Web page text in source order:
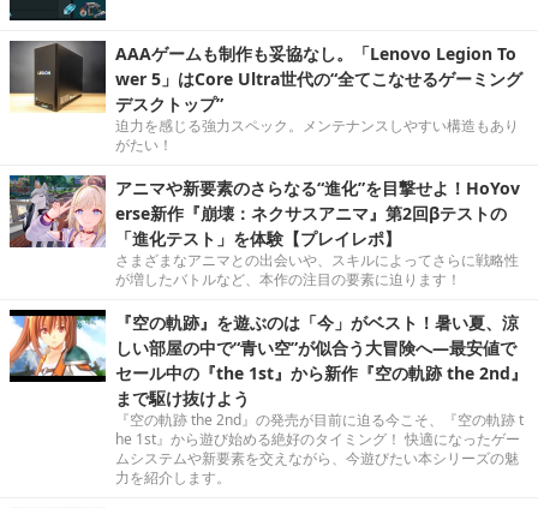
AAAゲームも制作も妥協なし。「Lenovo Legion To
wer 5」はCore Ultra世代の“全てこなせるゲーミング
デスクトップ”
迫力を感じる強力スペック。メンテナンスしやすい構造もあり
がたい！
アニマや新要素のさらなる“進化”を目撃せよ！HoYov
erse新作『崩壊：ネクサスアニマ』第2回βテストの
「進化テスト」を体験【プレイレポ】
さまざまなアニマとの出会いや、スキルによってさらに戦略性
が増したバトルなど、本作の注目の要素に迫ります！
『空の軌跡』を遊ぶのは「今」がベスト！暑い夏、涼
しい部屋の中で“青い空”が似合う大冒険へ―最安値で
セール中の『the 1st』から新作『空の軌跡 the 2nd』
まで駆け抜けよう
『空の軌跡 the 2nd』の発売が目前に迫る今こそ、『空の軌跡 t
he 1st』から遊び始める絶好のタイミング！ 快適になったゲー
ムシステムや新要素を交えながら、今遊びたい本シリーズの魅
力を紹介します。